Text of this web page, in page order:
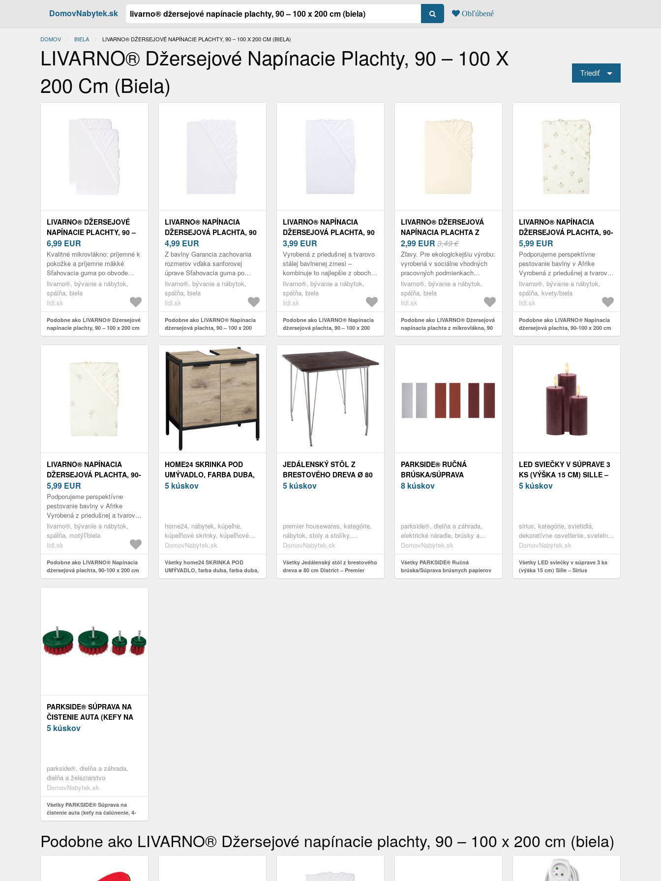
DomovNabytek.sk Obľúbené
DOMOV BIELA ACTUAL:
LIVARNO® DŽERSEJOVÉ NAPÍNACIE PLACHTY, 90 – 100 X 200 CM (BIELA)
LIVARNO® Džersejové Napínacie Plachty, 90 – 100 X
200 Cm (biela)
Triediť
LIVARNO® DŽERSEJOVÉ
NAPÍNACIE PLACHTY, 90 –
100 X 200 CM (BIELA)
6,99 EUR
Kvalitné mikrovlákno: príjemné k
pokožke a príjemne mäkké
Sťahovacia guma po obvode
perfektne prilieha Veľmi dobrá
priliehavosť vďaka vysokej
elast...
livarno®, bývanie a nábytok,
spálňa, biela
lidl.sk
Podobne ako LIVARNO® Džersejové
napínacie plachty, 90 – 100 x 200 cm
(biela)
LIVARNO® NAPÍNACIA
DŽERSEJOVÁ PLACHTA, 90
– 100 X 200 CM (BIELA)
4,99 EUR
Z bavlny Garancia zachovania
rozmerov vďaka sanforovej
úprave Sťahovacia guma po
obvode perfektne prilieha Vhodná
na matrace s vkou do 20 cm
Nenáro...
livarno®, bývanie a nábytok,
spálňa, biela
lidl.sk
Podobne ako LIVARNO® Napínacia
džersejová plachta, 90 – 100 x 200
cm (biela)
LIVARNO® NAPÍNACIA
DŽERSEJOVÁ PLACHTA, 90
– 100 X 200 CM (BIELA)
3,99 EUR
Vyrobená z priedušnej a tvarovo
stálej bavlnenej zmesi –
kombinuje to najlepšie z oboch
vlákien Garancia zachovania
rozmerov vďaka sanforovej
úprav...
livarno®, bývanie a nábytok,
spálňa, biela
lidl.sk
Podobne ako LIVARNO® Napínacia
džersejová plachta, 90 – 100 x 200
cm (biela)
LIVARNO® DŽERSEJOVÁ
NAPÍNACIA PLACHTA Z
MIKROVLÁKNA, 90 – 100 X
200 CM (BIELA)
2,99 EUR 3,49 €
Zľavy. Pre ekologickejšiu výrobu:
vyrobená v sociálne vhodných
pracovných podmienkach
Sťahovacia guma po obvode
perfektne prilieha Veľmi dobrá
priliehavos...
livarno®, bývanie a nábytok,
spálňa, biela
lidl.sk
Podobne ako LIVARNO® Džersejová
napínacia plachta z mikrovlákna, 90
– 100 x 200 cm (biela)
LIVARNO® NAPÍNACIA
DŽERSEJOVÁ PLACHTA, 90-
100 X 200 CM
(KVETY/BIELA)
5,99 EUR
Podporujeme perspektívne
pestovanie bavlny v Afrike
Vyrobená z priedušnej a tvarovo
stálej bavlnenej zmesi –
kombinuje to najlepšie z oboch
vlákien...
livarno®, bývanie a nábytok,
spálňa, kvety/biela
lidl.sk
Podobne ako LIVARNO® Napínacia
džersejová plachta, 90-100 x 200 cm
(kvety/biela)
LIVARNO® NAPÍNACIA
DŽERSEJOVÁ PLACHTA, 90-
100 X 200 CM
(MOTÝĽ/BIELA)
5,99 EUR
Podporujeme perspektívne
pestovanie bavlny v Afrike
Vyrobená z priedušnej a tvarovo
stálej bavlnenej zmesi –
kombinuje to najlepšie z oboch
vlákien...
livarno®, bývanie a nábytok,
spálňa, motýľ/biela
lidl.sk
Podobne ako LIVARNO® Napínacia
džersejová plachta, 90-100 x 200 cm
(motýľ/biela)
HOME24 SKRINKA POD
UMÝVADLO, FARBA DUBA,
FARBA DUBA, 60/60/35 CM
5 kúskov
home24, nábytek, kúpeľne,
kúpeľňové skrinky, kúpeľňové
programy, kompozitné drevo
DomovNabytek.sk
Všetky home24 SKRINKA POD
UMÝVADLO, farba duba, farba duba,
60/60/35 cm
JEDÁLENSKÝ STÔL Z
BRESTOVÉHO DREVA Ø 80
CM DISTRICT – PREMIER
5 kúskov
premier housewares, kategórie,
nábytok, stoly a stolíky,
jedálenské stoly
DomovNabytek.sk
Všetky Jedálenský stôl z brestového
dreva ø 80 cm District – Premier
Housewares
PARKSIDE® RUČNÁ
BRÚSKA/SÚPRAVA
BRÚSNYCH PAPIEROV
8 kúskov
parkside®, dielňa a záhrada,
elektrické náradie, brúsky a
príslušenstvo, brúsne papiere
DomovNabytek.sk
Všetky PARKSIDE® Ručná
brúska/Súprava brúsnych papierov
(súprava brúsnych papierov, 120-
LED SVIEČKY V SÚPRAVE 3
KS (VÝŠKA 15 CM) SILLE –
SIRIUS
5 kúskov
sirius, kategórie, svietidlá,
dekoratívne osvetlenie, svetelné
dekorácie, led sviečky
DomovNabytek.sk
Všetky LED sviečky v súprave 3 ks
(výška 15 cm) Sille – Sirius
PARKSIDE® SÚPRAVA NA
ČISTENIE AUTA (KEFY NA
ČALÚNENIE, 4-DIELNA
5 kúskov
parkside®, dielňa a záhrada,
dielňa a železiarstvo
DomovNabytek.sk
Všetky PARKSIDE® Súprava na
čistenie auta (kefy na čalúnenie, 4-
dielna súprava)
Podobne ako LIVARNO® Džersejové napínacie plachty, 90 – 100 x 200 cm (biela)